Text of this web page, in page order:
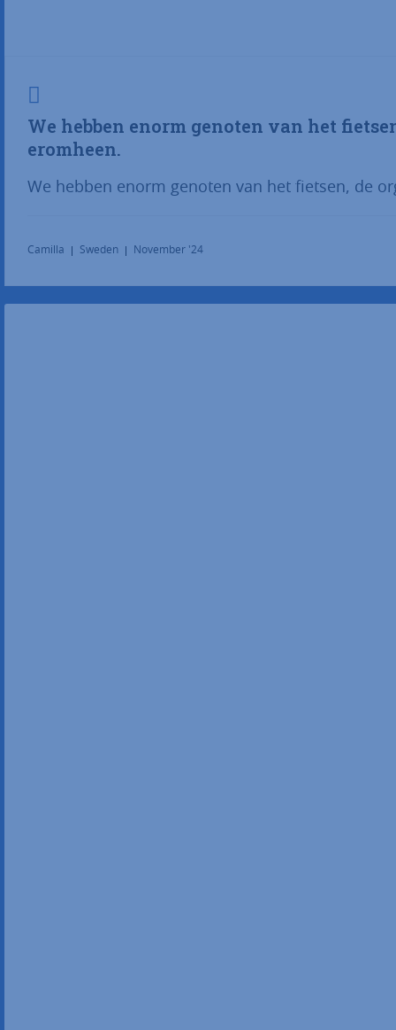
We hebben enorm genoten van het
eromheen.
We hebben enorm genoten van het fietsen, de
Camilla Sweden November '24